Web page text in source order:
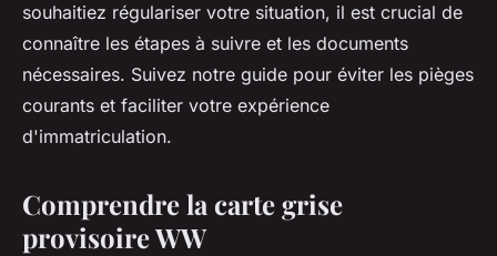
Maria•20 janvier 2025•3 min de lecture
souhaitiez régulariser votre situation, il est crucial de
connaître les étapes à suivre et les documents
nécessaires. Suivez notre guide pour éviter les pièges
courants et faciliter votre expérience
d'immatriculation.
Comprendre la carte grise
provisoire WW